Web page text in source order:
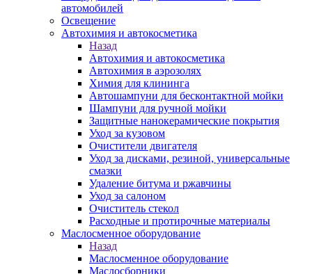
автомобилей
Освещение
Автохимия и автокосметика
Назад
Автохимия и автокосметика
Автохимия в аэрозолях
Химия для клининга
Автошампуни для бесконтактной мойки
Шампуни для ручной мойки
Защитные нанокерамические покрытия
Уход за кузовом
Очистители двигателя
Уход за дисками, резиной, универсальные
смазки
Удаление битума и ржавчины
Уход за салоном
Очиститель стекол
Расходные и протирочные материалы
Маслосменное оборудование
Назад
Маслосменное оборудование
Маслосборники